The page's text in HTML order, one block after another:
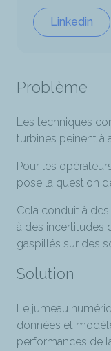
Linkedin
Problème
Les techniques
turbines peinent à
Pour les
pose la question
Cela conduit à
à des incertitudes
gaspillés sur des
Solution
Le jumeau
données et
performances de